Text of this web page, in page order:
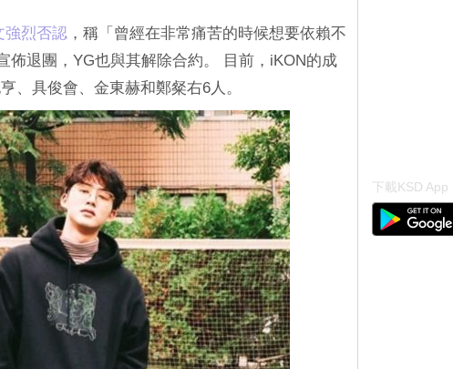
強烈否認，稱「曾經在非常痛苦的時候想要依賴不
佈退團，YG也與其解除合約。 目前，iKON的成
、具俊會、金東赫和鄭粲右6人。
下載KSD App